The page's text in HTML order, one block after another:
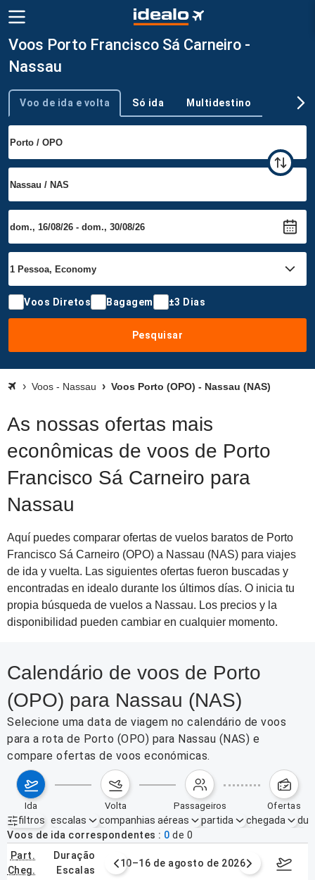
Voos Porto Francisco Sá Carneiro -
Nassau
Tipo de viagem
Voo de ida e volta Só ida Multidestino
Voos Diretos Bagagem ±3 Dias
Pesquisar
Voos - Nassau Voos Porto (OPO) - Nassau (NAS)
As nossas ofertas mais
econômicas de voos de Porto
Francisco Sá Carneiro para
Nassau
Aquí puedes comparar ofertas de vuelos baratos de Porto
Francisco Sá Carneiro (OPO) a Nassau (NAS) para viajes
de ida y vuelta. Las siguientes ofertas fueron buscadas y
encontradas en idealo durante los últimos días. O inicia tu
propia búsqueda de vuelos a Nassau. Los precios y la
disponibilidad pueden cambiar en cualquier momento.
Calendário de voos de Porto
(OPO) para Nassau (NAS)
Selecione uma data de viagem no calendário de voos
para a rota de Porto (OPO) para Nassau (NAS) e
compare ofertas de voos económicas.
ida volta passageiros ofertas
filtros
Filtros ativos nenhum
escalas companhias aéreas partida chegada
Voos de ida correspondentes
0 de 0
part.
cheg.
duração
escalas
agosto de 2026 10–16 de agosto de 2026 17–23